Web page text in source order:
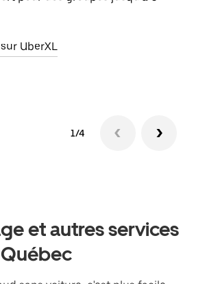
UberXL
1/4
et autres services